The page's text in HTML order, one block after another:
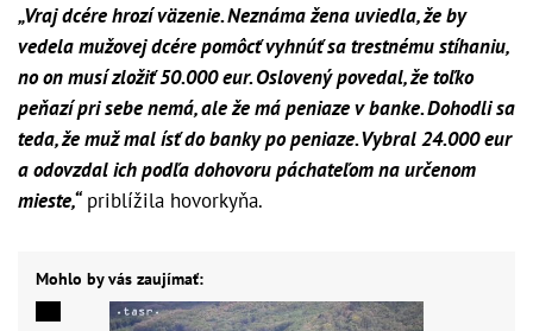
„Vraj dcére hrozí väzenie. Neznáma žena uviedla, že by
vedela mužovej dcére pomôcť vyhnúť sa trestnému stíhaniu,
no on musí zložiť 50.000 eur. Oslovený povedal, že toľko
peňazí pri sebe nemá, ale že má peniaze v banke. Dohodli sa
teda, že muž mal ísť do banky po peniaze. Vybral 24.000 eur
a odovzdal ich podľa dohovoru páchateľom na určenom
mieste,“priblížila hovorkyňa.
Mohlo by vás zaujímať: